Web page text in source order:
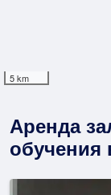
Аренда
обучения
5 km